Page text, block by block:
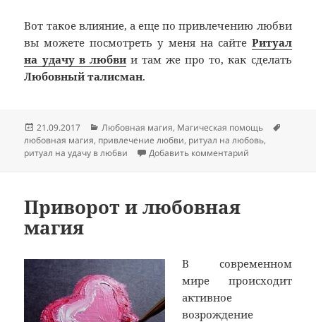
Вот такое влияние, а еще по привлечению любви
вы можете посмотреть у меня на сайте Ритуал
на удачу в любвии там же про то, как сделать
Любовный талисман.
Опубликовано
21.09.2017 Рубрики
Любовная магия, Магическая помощь
любовная магия, привлечение любви, ритуал на любовь,
ритуал на удачу в любви
Добавить комментарий
Приворот и любовная
магия
В современном
мире происходит
активное
возрождение